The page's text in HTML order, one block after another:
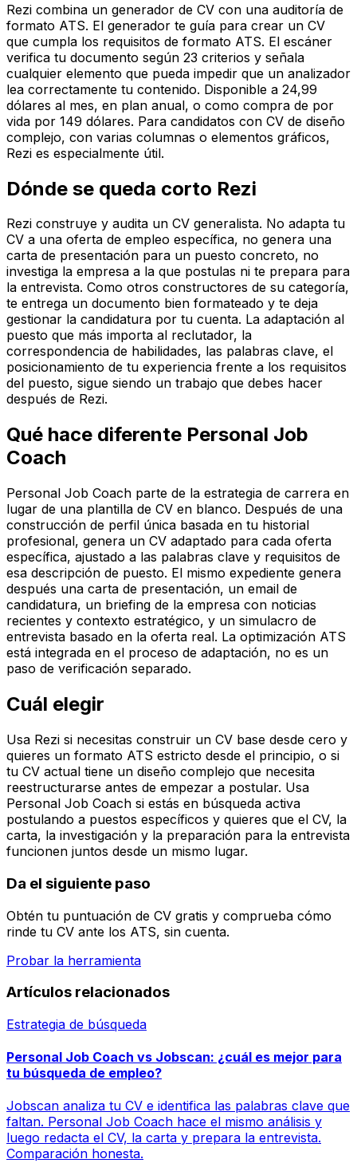
Rezi combina un generador de CV con una auditoría de
formato ATS. El generador te guía para crear un CV
que cumpla los requisitos de formato ATS. El escáner
verifica tu documento según 23 criterios y señala
cualquier elemento que pueda impedir que un analizador
lea correctamente tu contenido. Disponible a 24,99
dólares al mes, en plan anual, o como compra de por
vida por 149 dólares. Para candidatos con CV de diseño
complejo, con varias columnas o elementos gráficos,
Rezi es especialmente útil.
Dónde se queda corto Rezi
Rezi construye y audita un CV generalista. No adapta tu
CV a una oferta de empleo específica, no genera una
carta de presentación para un puesto concreto, no
investiga la empresa a la que postulas ni te prepara para
la entrevista. Como otros constructores de su categoría,
te entrega un documento bien formateado y te deja
gestionar la candidatura por tu cuenta. La adaptación al
puesto que más importa al reclutador, la
correspondencia de habilidades, las palabras clave, el
posicionamiento de tu experiencia frente a los requisitos
del puesto, sigue siendo un trabajo que debes hacer
después de Rezi.
Qué hace diferente Personal Job
Coach
Personal Job Coach parte de la estrategia de carrera en
lugar de una plantilla de CV en blanco. Después de una
construcción de perfil única basada en tu historial
profesional, genera un CV adaptado para cada oferta
específica, ajustado a las palabras clave y requisitos de
esa descripción de puesto. El mismo expediente genera
después una carta de presentación, un email de
candidatura, un briefing de la empresa con noticias
recientes y contexto estratégico, y un simulacro de
entrevista basado en la oferta real. La optimización ATS
está integrada en el proceso de adaptación, no es un
paso de verificación separado.
Cuál elegir
Usa Rezi si necesitas construir un CV base desde cero y
quieres un formato ATS estricto desde el principio, o si
tu CV actual tiene un diseño complejo que necesita
reestructurarse antes de empezar a postular. Usa
Personal Job Coach si estás en búsqueda activa
postulando a puestos específicos y quieres que el CV, la
carta, la investigación y la preparación para la entrevista
funcionen juntos desde un mismo lugar.
Da el siguiente paso
Obtén tu puntuación de CV gratis y comprueba cómo
rinde tu CV ante los ATS, sin cuenta.
Probar la herramienta
Artículos relacionados
Estrategia de búsqueda
Personal Job Coach vs Jobscan: ¿cuál es mejor para
tu búsqueda de empleo?
Jobscan analiza tu CV e identifica las palabras clave que
faltan. Personal Job Coach hace el mismo análisis y
luego redacta el CV, la carta y prepara la entrevista.
Comparación honesta.